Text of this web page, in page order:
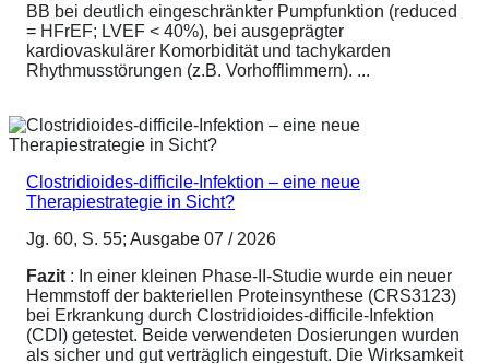
BB bei deutlich eingeschränkter Pumpfunktion (reduced
= HFrEF; LVEF < 40%), bei ausgeprägter
kardiovaskulärer Komorbidität und tachykarden
Rhythmusstörungen (z.B. Vorhofflimmern). ...
Clostridioides-difficile-Infektion – eine neue
Therapiestrategie in Sicht?
Jg. 60, S. 55; Ausgabe 07 / 2026
Fazit : In einer kleinen Phase-II-Studie wurde ein neuer
Hemmstoff der bakteriellen Proteinsynthese (CRS3123)
bei Erkrankung durch Clostridioides-difficile-Infektion
(CDI) getestet. Beide verwendeten Dosierungen wurden
als sicher und gut verträglich eingestuft. Die Wirksamkeit